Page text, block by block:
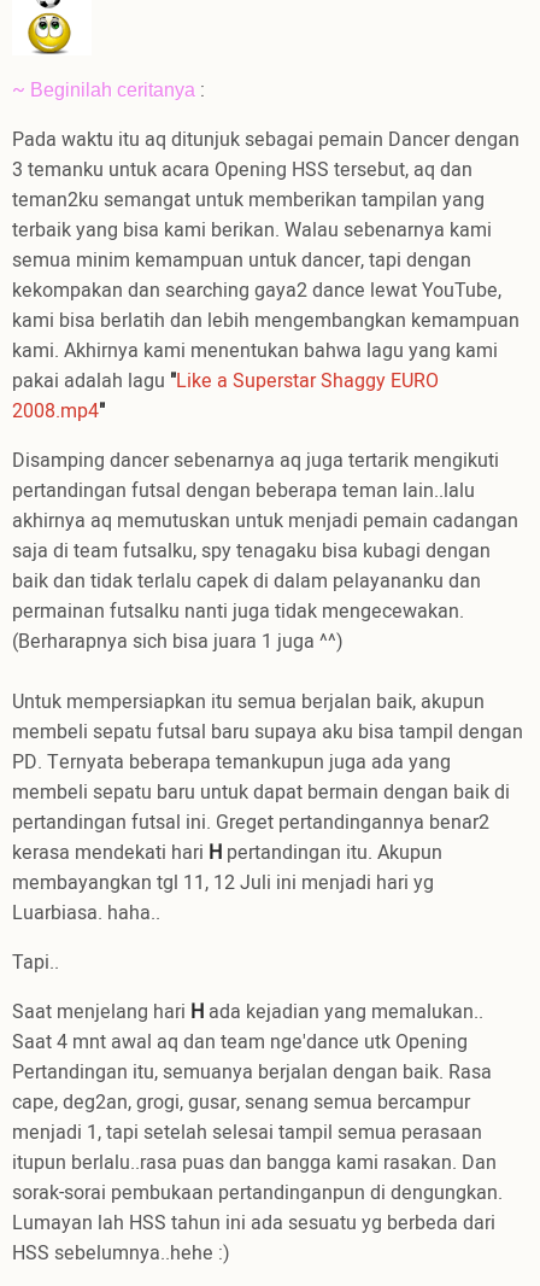
~ Beginilah ceritanya :
Pada waktu itu aq ditunjuk sebagai pemain Dancer dengan
3 temanku untuk acara Opening HSS tersebut, aq dan
teman2ku semangat untuk memberikan tampilan yang
terbaik yang bisa kami berikan. Walau sebenarnya kami
semua minim kemampuan untuk dancer, tapi dengan
kekompakan dan searching gaya2 dance lewat YouTube,
kami bisa berlatih dan lebih mengembangkan kemampuan
kami. Akhirnya kami menentukan bahwa lagu yang kami
pakai adalah lagu "Like a Superstar Shaggy EURO
2008.mp4"
Disamping dancer sebenarnya aq juga tertarik mengikuti
pertandingan futsal dengan beberapa teman lain..lalu
akhirnya aq memutuskan untuk menjadi pemain cadangan
saja di team futsalku, spy tenagaku bisa kubagi dengan
baik dan tidak terlalu capek di dalam pelayananku dan
permainan futsalku nanti juga tidak mengecewakan.
(Berharapnya sich bisa juara 1 juga ^^)
Untuk mempersiapkan itu semua berjalan baik, akupun
membeli sepatu futsal baru supaya aku bisa tampil dengan
PD. Ternyata beberapa temankupun juga ada yang
membeli sepatu baru untuk dapat bermain dengan baik di
pertandingan futsal ini. Greget pertandingannya benar2
kerasa mendekati hari H pertandingan itu. Akupun
membayangkan tgl 11, 12 Juli ini menjadi hari yg
Luarbiasa. haha..
Tapi..
Saat menjelang hari H ada kejadian yang memalukan..
Saat 4 mnt awal aq dan team nge'dance utk Opening
Pertandingan itu, semuanya berjalan dengan baik. Rasa
cape, deg2an, grogi, gusar, senang semua bercampur
menjadi 1, tapi setelah selesai tampil semua perasaan
itupun berlalu..rasa puas dan bangga kami rasakan. Dan
sorak-sorai pembukaan pertandinganpun di dengungkan.
Lumayan lah HSS tahun ini ada sesuatu yg berbeda dari
HSS sebelumnya..hehe :)